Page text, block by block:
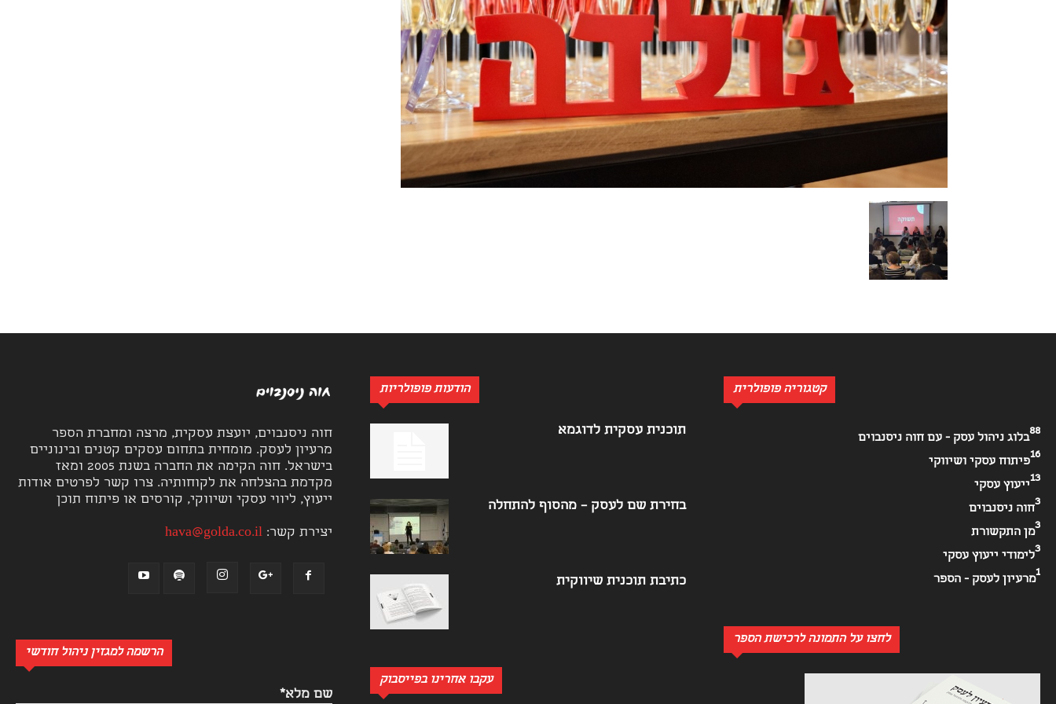
חוה ניסנבוים, יועצת עסקית, מרצה ומחברת הספר
מרעיון לעסק. מומחית בתחום עסקים קטנים ובינוניים
בישראל. חוה הקימה את החברה בשנת 2005 ומאז
מקדמת בהצלחה את לקוחותיה. צרו קשר לפרטים אודות
ייעוץ, ליווי עסקי ושיווקי, קורסים או פיתוח תוכן
יצירת קשר:hava@golda.co.il
הרשמה למגזין ניהול חודשי
שם מלא*
הודעות פופולריות
תוכנית עסקית לדוגמא
בחירת שם לעסק – מהסוף להתחלה
כתיבת תוכנית שיווקית
עקבו אחרינו בפייסבוק
קטגוריה פופולרית
בלוג ניהול עסק - עם חוה ניסנבוים
88
פיתוח עסקי ושיווקי
16
ייעוץ עסקי
13
חוה ניסנבוים
3
מן התקשורת
3
לימודי ייעוץ עסקי
3
מרעיון לעסק - הספר
1
לחצו על התמונה לרכישת הספר